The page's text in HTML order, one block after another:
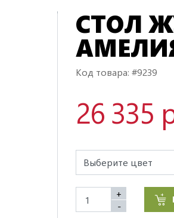
СТОЛ
Код товара: #9239
26 335
+
-